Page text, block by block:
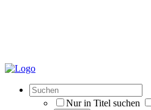
Nur in Titel suchen